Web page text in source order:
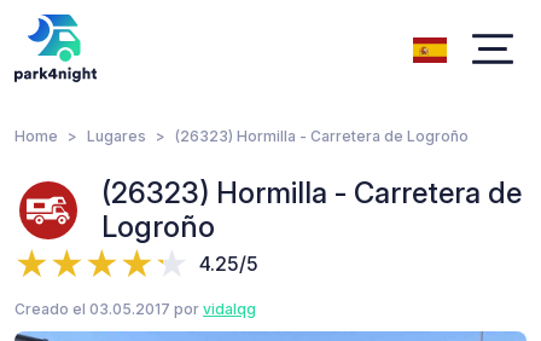
Home Lugares (26323) Hormilla - Carretera de Logroño
(26323) Hormilla - Carretera de
Logroño
4.25/5
Creado el 03.05.2017 por vidalqg